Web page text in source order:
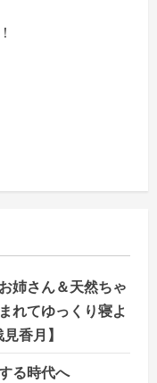
姉さん＆天然ちゃ
れてゆっくり寝よ
香月】
る時代へ